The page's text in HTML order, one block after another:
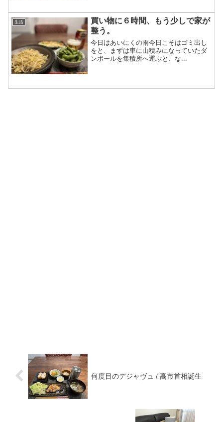
生活
買い物に６時間、もう少しで家が
整う。
今日はあいにくの雨今日こそはゴミ出し
をと、まずは車に山積みになっていたダ
ンボールを集積所へ運ぶと、な...
何度目のデジャヴュ / 高市首相誕生